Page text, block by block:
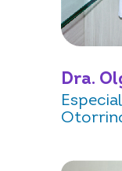
Dra.